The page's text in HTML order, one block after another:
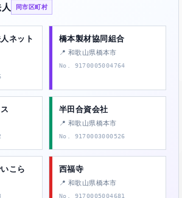
同市区町村
ネット
橋本製材協同組合
📍 和歌山県橋本市
No. 9170005004764
半田合資会社
📍 和歌山県橋本市
No. 9170003000526
こら 西福寺
📍 和歌山県橋本市
No. 9170005004681